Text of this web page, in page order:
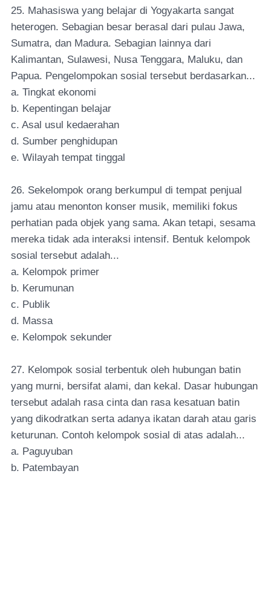
25. Mahasiswa yang belajar di Yogyakarta sangat
heterogen. Sebagian besar berasal dari pulau Jawa,
Sumatra, dan Madura. Sebagian lainnya dari
Kalimantan, Sulawesi, Nusa Tenggara, Maluku, dan
Papua. Pengelompokan sosial tersebut berdasarkan...
a. Tingkat ekonomi
b. Kepentingan belajar
c. Asal usul kedaerahan
d. Sumber penghidupan
e. Wilayah tempat tinggal
26. Sekelompok orang berkumpul di tempat penjual
jamu atau menonton konser musik, memiliki fokus
perhatian pada objek yang sama. Akan tetapi, sesama
mereka tidak ada interaksi intensif. Bentuk kelompok
sosial tersebut adalah...
a. Kelompok primer
b. Kerumunan
c. Publik
d. Massa
e. Kelompok sekunder
27. Kelompok sosial terbentuk oleh hubungan batin
yang murni, bersifat alami, dan kekal. Dasar hubungan
tersebut adalah rasa cinta dan rasa kesatuan batin
yang dikodratkan serta adanya ikatan darah atau garis
keturunan. Contoh kelompok sosial di atas adalah...
a. Paguyuban
b. Patembayan